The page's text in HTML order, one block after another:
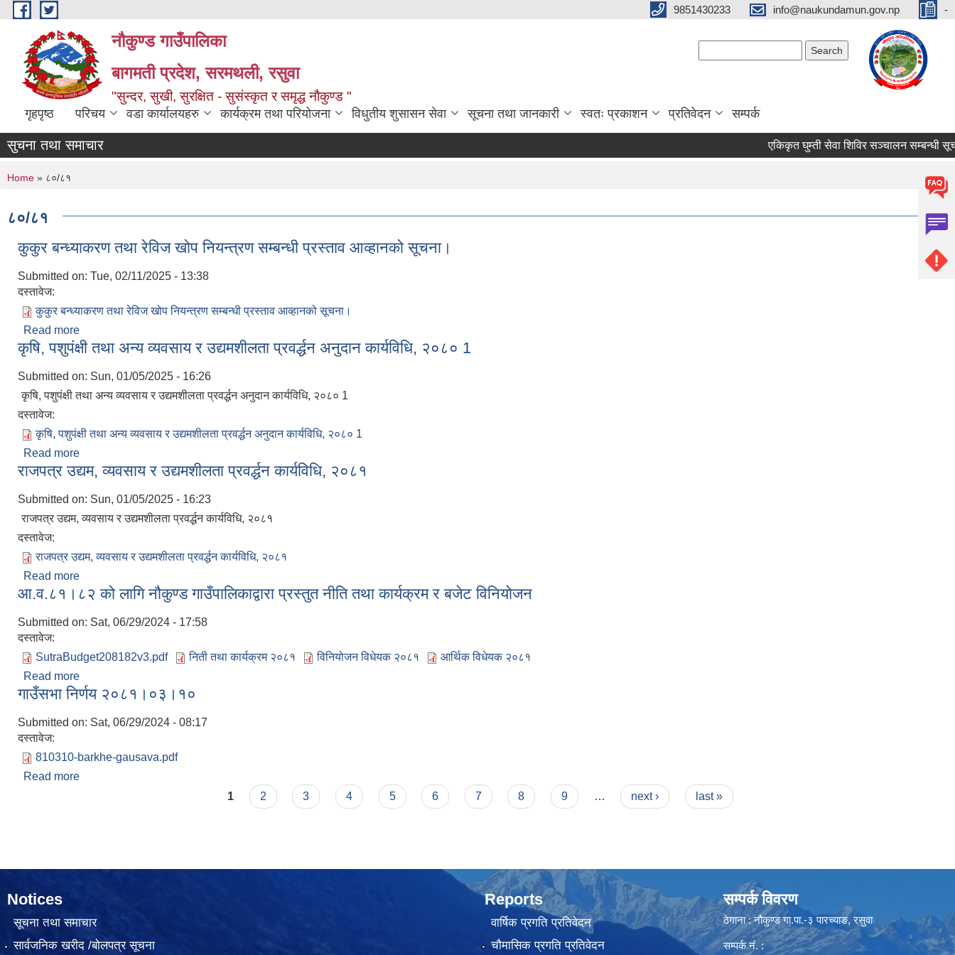
Skip to main content 9851430233 info@naukundamun.gov.np -
नौकुण्ड गाउँपालिका
बागमती प्रदेश, सरमथली, रसुवा
"सुन्दर, सुखी, सुरक्षित - सुसंस्कृत र समृद्ध नौकुण्ड "
गृहपृष्ठ परिचय वडा कार्यालयहरु कार्यक्रम तथा परियोजना विधुतीय शुसासन सेवा सूचना तथा जानकारी स्वतः प्रकाशन प्रतिवेदन सम्पर्क
सुचना तथा समाचार एकिकृत घुम्ती सेवा शिविर सञ्‍चालन सम्बन्धी सूचना
You are here
Home » ८०/८१
८०/८१
कुकुर बन्ध्याकरण तथा रेविज खोप नियन्त्रण सम्बन्धी प्रस्ताव आव्हानको सूचना।
Submitted on: Tue, 02/11/2025 - 13:38
दस्तावेज:
कुकुर बन्ध्याकरण तथा रेविज खोप नियन्त्रण सम्बन्धी प्रस्ताव आव्हानको सूचना।
Read more
कृषि, पशुपंक्षी तथा अन्य व्यवसाय र उद्यमशीलता प्रवर्द्धन अनुदान कार्यविधि, २०८० 1
Submitted on: Sun, 01/05/2025 - 16:26
कृषि, पशुपंक्षी तथा अन्य व्यवसाय र उद्यमशीलता प्रवर्द्धन अनुदान कार्यविधि, २०८० 1
दस्तावेज:
कृषि, पशुपंक्षी तथा अन्य व्यवसाय र उद्यमशीलता प्रवर्द्धन अनुदान कार्यविधि, २०८० 1
Read more
राजपत्र उद्यम, व्यवसाय र उद्यमशीलता प्रवर्द्धन कार्यविधि, २०८१
Submitted on: Sun, 01/05/2025 - 16:23
राजपत्र उद्यम, व्यवसाय र उद्यमशीलता प्रवर्द्धन कार्यविधि, २०८१
दस्तावेज:
राजपत्र उद्यम, व्यवसाय र उद्यमशीलता प्रवर्द्धन कार्यविधि, २०८१
Read more
आ.व.८१।८२ को लागि नौकुण्ड गाउँपालिकाद्वारा प्रस्तुत नीति तथा कार्यक्रम र बजेट विनियोजन
Submitted on: Sat, 06/29/2024 - 17:58
दस्तावेज:
SutraBudget208182v3.pdf
निती तथा कार्यक्रम २०८१ विनियोजन विधेयक २०८१
आर्थिक विधेयक २०८१
Read more
गाउँसभा निर्णय २०८१।०३।१०
Submitted on: Sat, 06/29/2024 - 08:17
दस्तावेज:
810310-barkhe-gausava.pdf
Read more
1 2 3 4 5 6 7 8 9 … next › last »
Notices
सूचना तथा समाचार
सार्वजनिक खरीद /बोलपत्र सूचना
Reports
वार्षिक प्रगति प्रतिवेदन
चौमासिक प्रगति प्रतिवेदन
सम्पर्क विवरण
ठेगाना : नौकुण्ड गा.पा.-३ पारच्याङ, रसुवा
सम्पर्क नं. :